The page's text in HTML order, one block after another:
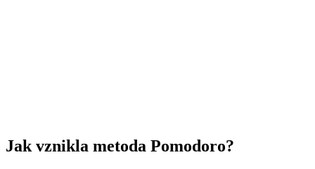
Jak vznikla metoda Pomodoro?